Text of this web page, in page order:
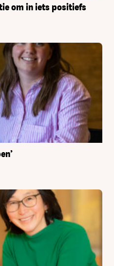
om in iets positiefs